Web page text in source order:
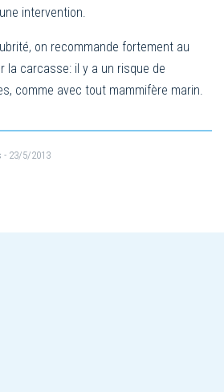
intervention.
on recommande fortement au
la carcasse: il y a un risque de
comme avec tout mammifère marin.
- 23/5/2013